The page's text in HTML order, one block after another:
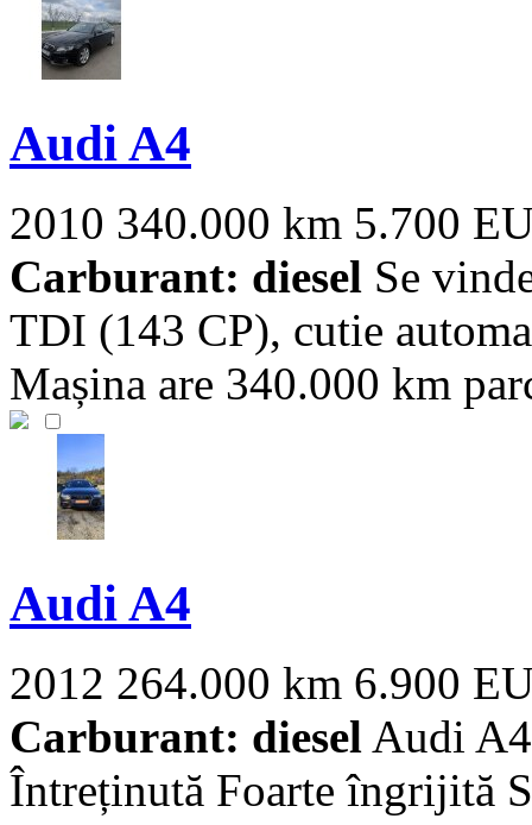
Audi A4
2010 340.000 km 5.700
Carburant: diesel Se
TDI (143 CP), cutie
Mașina are 340.000 km
Audi A4
2012 264.000 km 6.900
Carburant: diesel Audi
Întreținută Foarte îngrijită